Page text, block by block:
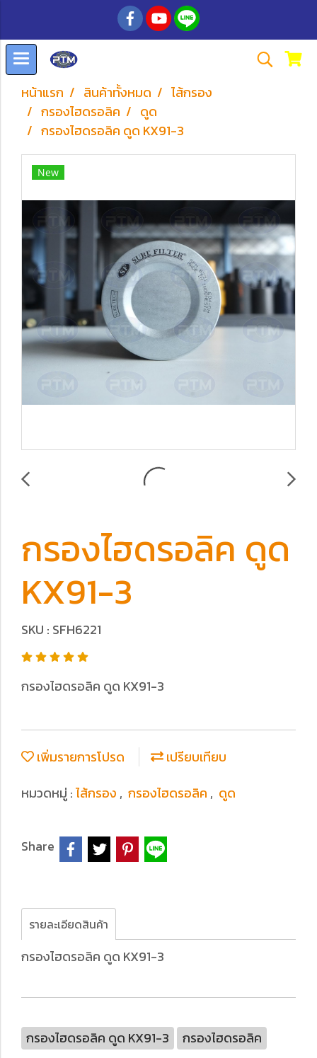
หน้าแรก สินค้าทั้งหมด
ไส้กรอง
กรองไฮดรอลิค
ดูด
กรองไฮดรอลิค ดูด KX91-3
New
กรองไฮดรอลิค ดูด
KX91-3
SKU : SFH6221
กรองไฮดรอลิค ดูด KX91-3
เพิ่มรายการโปรด
เปรียบเทียบ
หมวดหมู่ :ไส้กรอง , กรองไฮดรอลิค , ดูด
Share
รายละเอียดสินค้า
กรองไฮดรอลิค ดูด KX91-3
กรองไฮดรอลิค ดูด KX91-3 กรองไฮดรอลิค